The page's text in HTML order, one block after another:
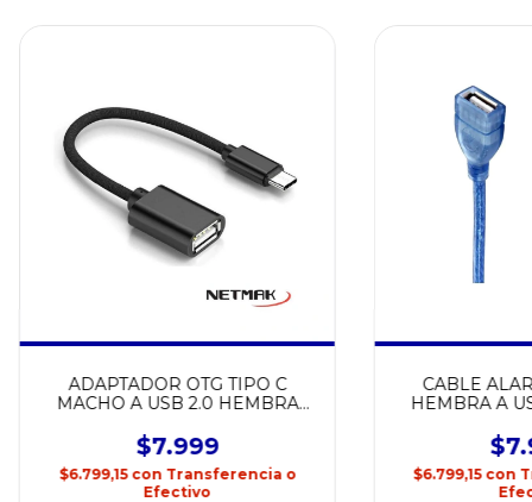
ADAPTADOR OTG TIPO C
MACHO A USB 2.0 HEMBRA
$7.999
$6.799,15 con Transferencia o
Efectivo
CABLE
HEMBRA A
$6.799,15 con